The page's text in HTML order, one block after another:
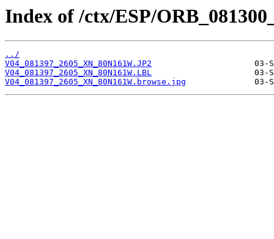
Index of /ctx/ESP/
../
V04_081397_2605_XN_80N161W.JP2
V04_081397_2605_XN_80N161W.LBL
V04_081397_2605_XN_80N161W.browse.jpg